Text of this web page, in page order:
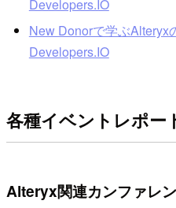
Developers.IO
New Donorで学ぶAlteryx
Developers.IO
各種イベントレポー
Alteryx関連カンファレ